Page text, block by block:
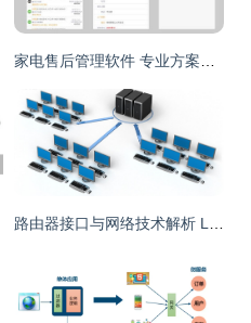
家电售后管理软件 专业方案赋能，驱动服务效率革命
路由器接口与网络技术解析 LAN、WAN、WLAN与VLAN的区别与应用